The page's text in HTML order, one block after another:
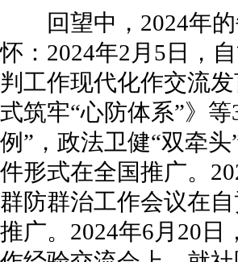
回望中，2024年的
怀：2024年2月5日，
判工作现代化作交流
式筑牢“心防体系”》
例”，政法卫健“双牵
件形式在全国推广。
群防群治工作会议在
推广。2024年6月20